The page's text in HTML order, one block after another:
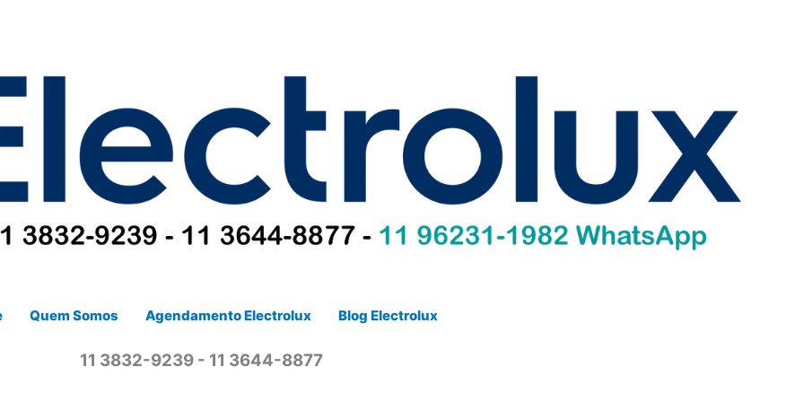
Quem Somos Agendamento Electrolux Blog Electrolux
11 3832-9239 - 11 3644-8877